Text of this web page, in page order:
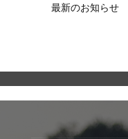
最新のお知らせ